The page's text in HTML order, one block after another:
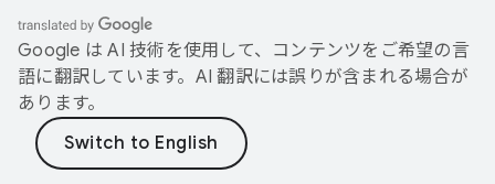
Google は AI 技術を使用して、コンテンツをご希望の言
語に翻訳しています。AI 翻訳には誤りが含まれる場合が
あります。